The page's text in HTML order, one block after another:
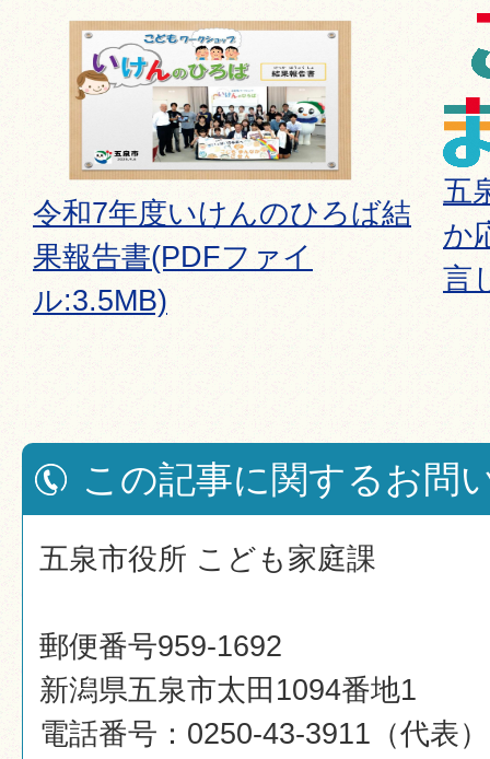
五
か
言
令和7年度いけんのひろば結
果報告書(PDFファイ
ル:3.5MB)
この記事に関するお問
五泉市役所 こども家庭課
郵便番号959-1692
新潟県五泉市太田1094番地1
電話番号：0250-43-3911（代表